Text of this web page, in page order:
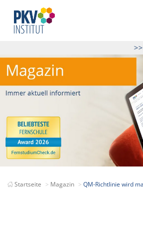
Startseite Magazin QM-Richtlinie wird